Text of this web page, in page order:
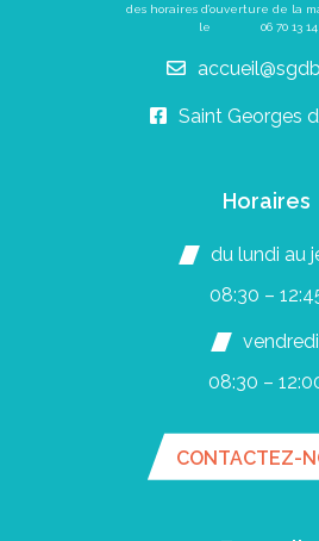
des horaires d’ouverture de la
le 06 70 13
Saint Georges
Horaires
du lundi au
08:30 –
vendredi
08:30 –
CONTACTEZ-